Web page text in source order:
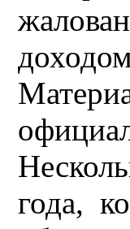
года,